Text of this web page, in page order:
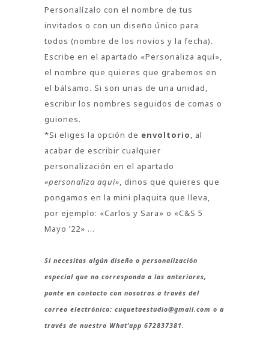
Personalízalo con el nombre de tus
invitados o con un diseño único para
todos (nombre de los novios y la fecha).
Escribe en el apartado «Personaliza aquí»,
el nombre que quieres que grabemos en
el bálsamo. Si son unas de una unidad,
escribir los nombres seguidos de comas o
guiones.
*Si eliges la opción de envoltorio, al
acabar de escribir cualquier
personalización en el apartado
«personaliza aquí», dinos que quieres que
pongamos en la mini plaquita que lleva,
por ejemplo: «Carlos y Sara» o «C&S 5
Mayo ’22» …
Si necesitas algún diseño o personalización
especial que no corresponda a las anteriores,
ponte en contacto con nosotras a través del
correo electrónico: cuquetaestudio@gmail.com o a
través de nuestro What’app 672837381.